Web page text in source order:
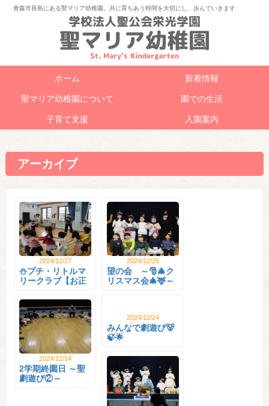
青森市長島にある聖マリア幼稚園。共に育ちあう時間を大切にし、歩んでいきます
ホーム 新着情報
聖マリア幼稚園について 園での生活
子育て支援 入園案内
アーカイブ
2024/12/27
⛄プチ・リトルマ
リークラブ【お正
2024/12/25
望の会 ～🎅🎄ク
リスマス会🎄🦌～
2024/12/24
2学期終園日 ～聖
劇遊び②～
2024/12/24
みんなで劇遊び🐻
🍃🌟